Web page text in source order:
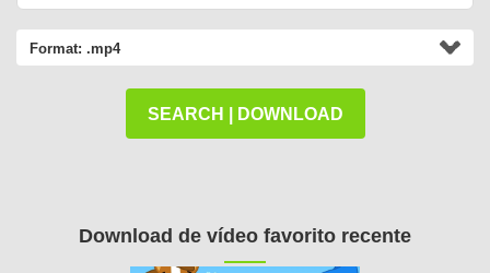
Format: .mp4
SEARCH | DOWNLOAD
Download de vídeo favorito recente